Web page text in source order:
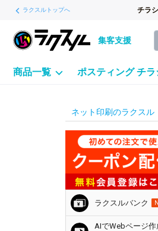
ラクスルトップへ チラ
集客支援
商品一覧 ポスティング チラ
ネット印刷のラクスル
ラクスルバンク
AIでWebページ作